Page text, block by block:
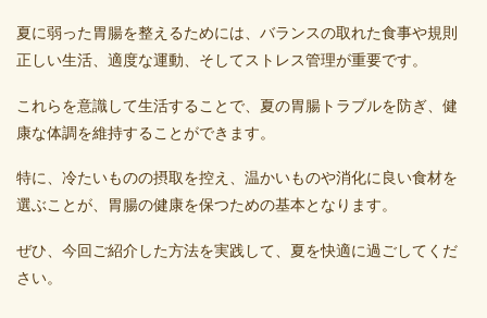
夏に弱った胃腸を整えるためには、バランスの取れた食事や規則
正しい生活、適度な運動、そしてストレス管理が重要です。
これらを意識して生活することで、夏の胃腸トラブルを防ぎ、健
康な体調を維持することができます。
特に、冷たいものの摂取を控え、温かいものや消化に良い食材を
選ぶことが、胃腸の健康を保つための基本となります。
ぜひ、今回ご紹介した方法を実践して、夏を快適に過ごしてくだ
さい。